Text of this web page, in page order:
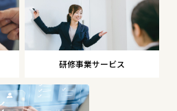
研修事業サービス